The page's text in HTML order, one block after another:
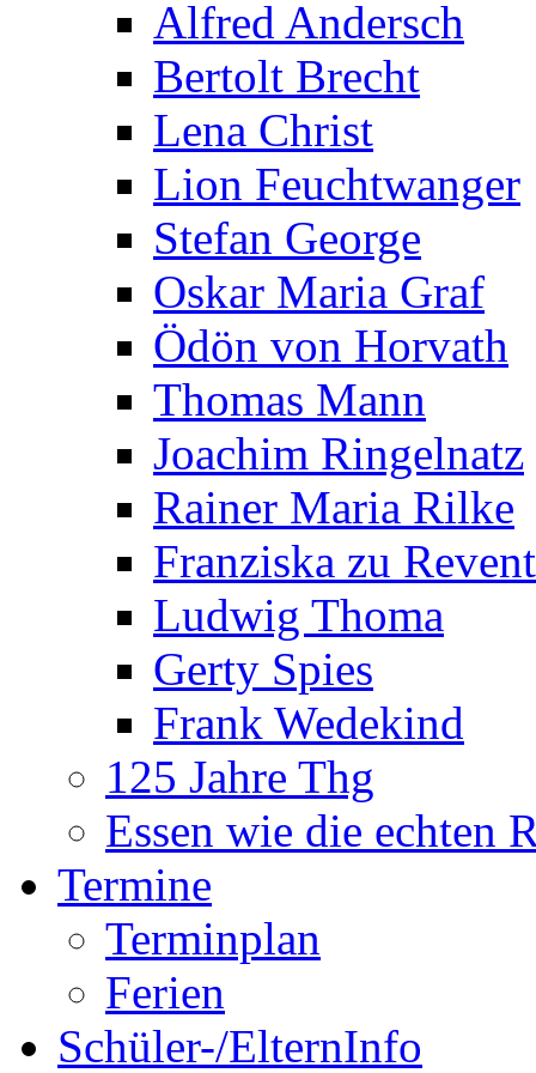
Alfred Andersch
Bertolt Brecht
Lena Christ
Lion Feuchtwanger
Stefan George
Oskar Maria Graf
Ödön von Horvath
Thomas Mann
Joachim Ringelnatz
Rainer Maria Rilke
Franziska zu
Ludwig Thoma
Gerty Spies
Frank Wedekind
125 Jahre Thg
Essen wie die echten
Termine
Terminplan
Ferien
Schüler-/ElternInfo